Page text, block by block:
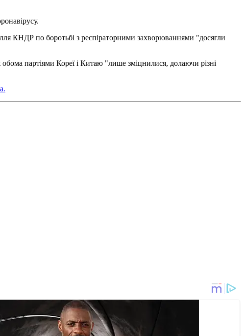
КНДР по боротьбі з респіраторними захворюваннями "досягли
партіями Кореї і Китаю "лише зміцнилися, долаючи різні